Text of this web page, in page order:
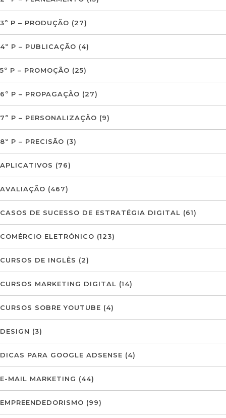
3º P – PRODUÇÃO (27)
4º P – PUBLICAÇÃO (4)
5º P – PROMOÇÃO (25)
6º P – PROPAGAÇÃO (27)
7º P – PERSONALIZAÇÃO (9)
8º P – PRECISÃO (3)
APLICATIVOS (76)
AVALIAÇÃO (467)
CASOS DE SUCESSO DE ESTRATÉGIA DIGITAL (61)
COMÉRCIO ELETRÓNICO (123)
CURSOS DE INGLÊS (2)
CURSOS MARKETING DIGITAL (14)
CURSOS SOBRE YOUTUBE (4)
DESIGN (3)
DICAS PARA GOOGLE ADSENSE (4)
E-MAIL MARKETING (44)
EMPREENDEDORISMO (99)